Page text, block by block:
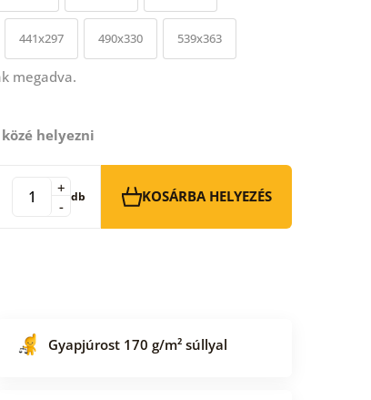
441x297 490x330 539x363
megadva.
helyezni
-
+ db KOSÁRBA HELYEZÉS
Gyapjúrost 170 g/m² súllyal